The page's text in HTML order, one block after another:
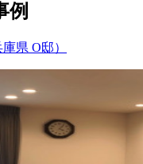
例
県 O邸）